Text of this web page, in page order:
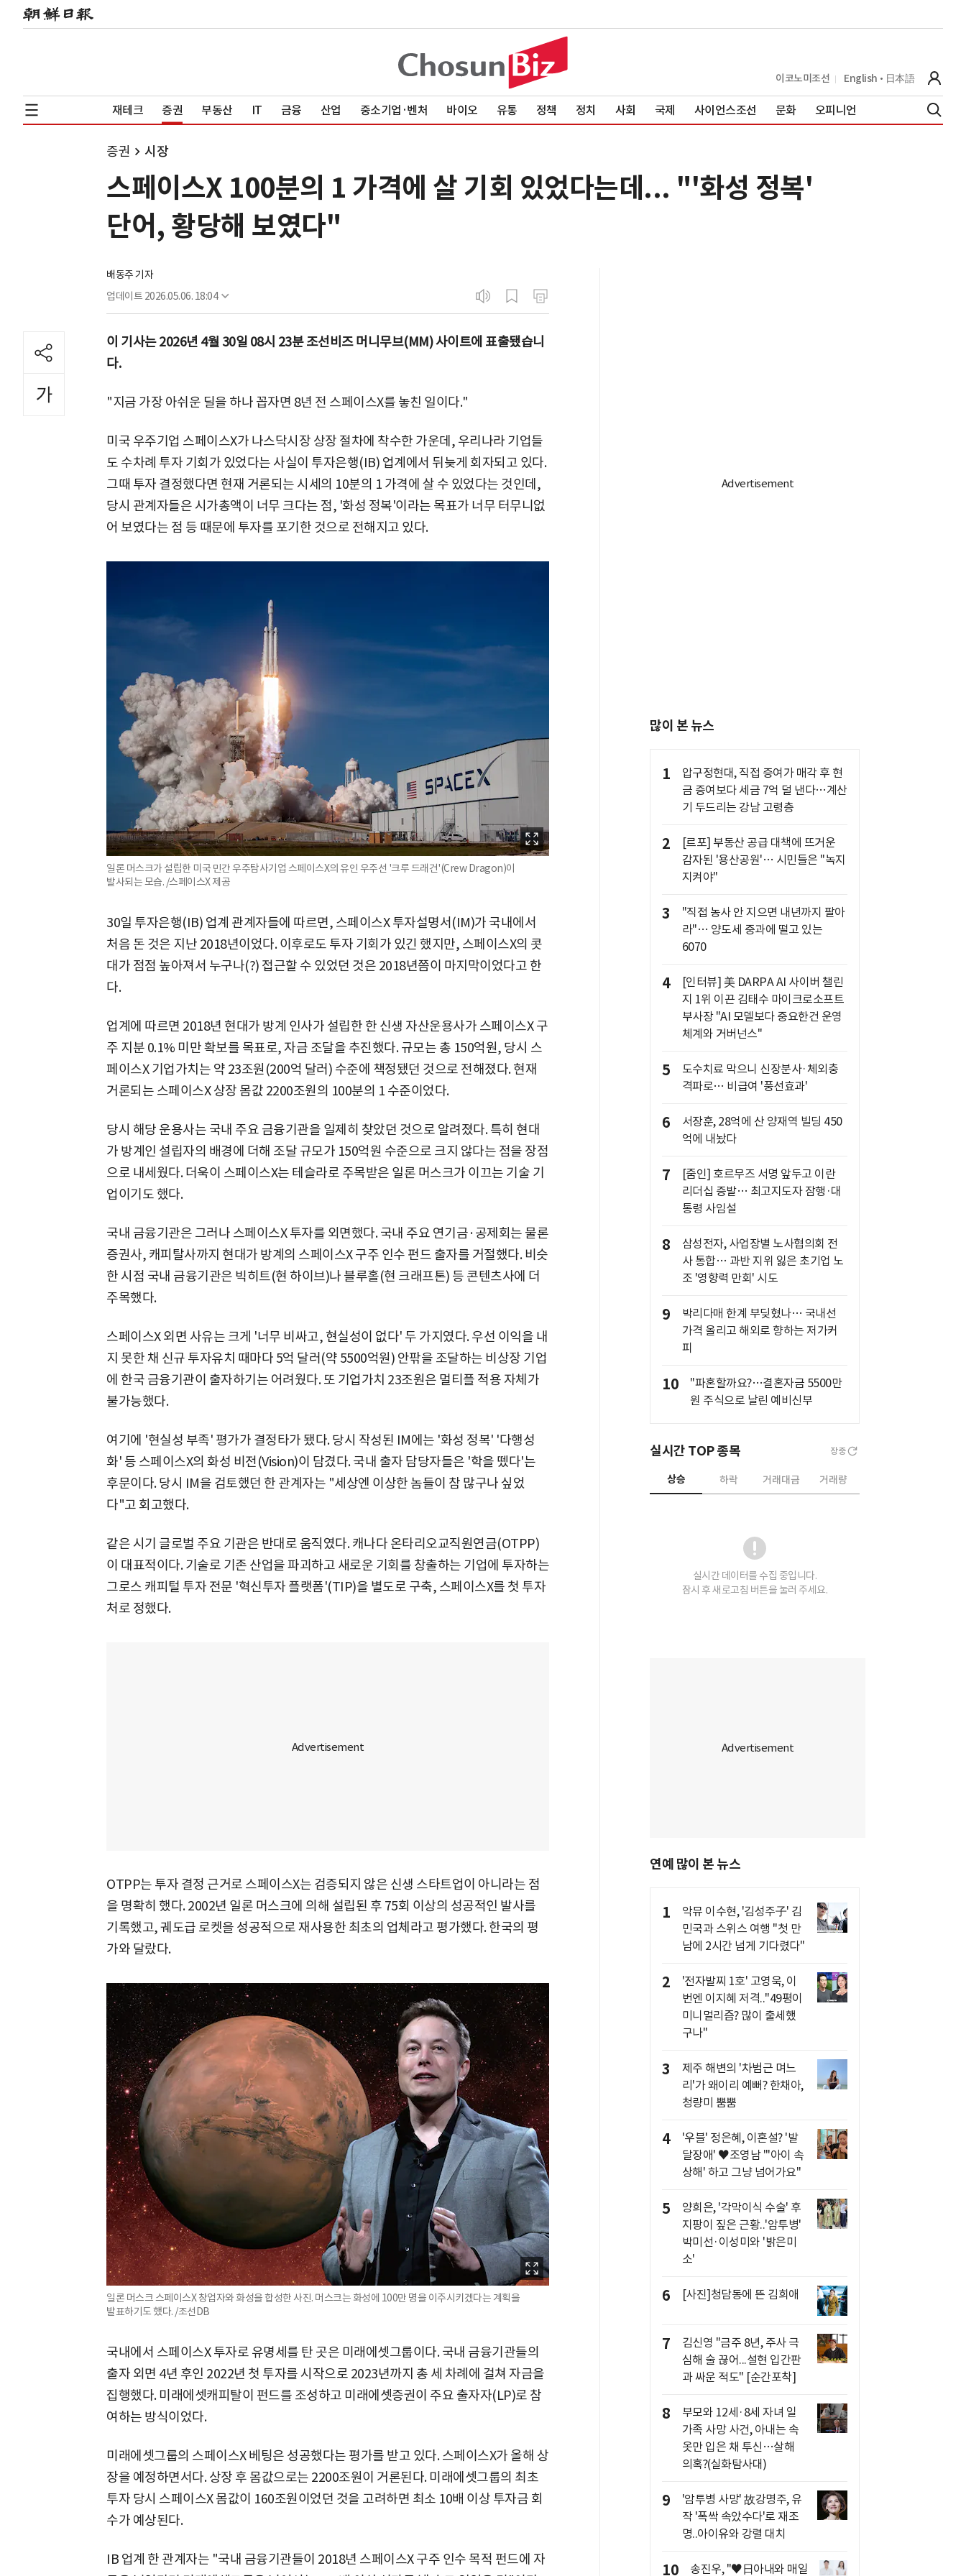
이코노미조선 English 日本語
재테크 증권 부동산 IT 금융 산업 중소기업·벤처 바이오 유통 정책 정치 사회 국제 사이언스조선 문화 오피니언
증권 시장
스페이스X 100분의 1 가격에 살 기회 있었다는데... "'화성 정복'
단어, 황당해 보였다"
배동주 기자
업데이트 2026.05.06. 18:04
이 기사는 2026년 4월 30일 08시 23분 조선비즈 머니무브(MM) 사이트에 표출됐습니
다.
"지금 가장 아쉬운 딜을 하나 꼽자면 8년 전 스페이스X를 놓친 일이다."
미국 우주기업 스페이스X가 나스닥시장 상장 절차에 착수한 가운데, 우리나라 기업들
도 수차례 투자 기회가 있었다는 사실이 투자은행(IB) 업계에서 뒤늦게 회자되고 있다.
그때 투자 결정했다면 현재 거론되는 시세의 10분의 1 가격에 살 수 있었다는 것인데,
당시 관계자들은 시가총액이 너무 크다는 점, '화성 정복'이라는 목표가 너무 터무니없
어 보였다는 점 등 때문에 투자를 포기한 것으로 전해지고 있다.
일론 머스크가 설립한 미국 민간 우주탐사기업 스페이스X의 유인 우주선 '크루 드래건'(Crew Dragon)이
발사되는 모습. /스페이스X 제공
30일 투자은행(IB) 업계 관계자들에 따르면, 스페이스X 투자설명서(IM)가 국내에서
처음 돈 것은 지난 2018년이었다. 이후로도 투자 기회가 있긴 했지만, 스페이스X의 콧
대가 점점 높아져서 누구나(?) 접근할 수 있었던 것은 2018년쯤이 마지막이었다고 한
다.
업계에 따르면 2018년 현대가 방계 인사가 설립한 한 신생 자산운용사가 스페이스X 구
주 지분 0.1% 미만 확보를 목표로, 자금 조달을 추진했다. 규모는 총 150억원, 당시 스
페이스X 기업가치는 약 23조원(200억 달러) 수준에 책정됐던 것으로 전해졌다. 현재
거론되는 스페이스X 상장 몸값 2200조원의 100분의 1 수준이었다.
당시 해당 운용사는 국내 주요 금융기관을 일제히 찾았던 것으로 알려졌다. 특히 현대
가 방계인 설립자의 배경에 더해 조달 규모가 150억원 수준으로 크지 않다는 점을 장점
으로 내세웠다. 더욱이 스페이스X는 테슬라로 주목받은 일론 머스크가 이끄는 기술 기
업이기도 했다.
국내 금융기관은 그러나 스페이스X 투자를 외면했다. 국내 주요 연기금·공제회는 물론
증권사, 캐피탈사까지 현대가 방계의 스페이스X 구주 인수 펀드 출자를 거절했다. 비슷
한 시점 국내 금융기관은 빅히트(현 하이브)나 블루홀(현 크래프톤) 등 콘텐츠사에 더
주목했다.
스페이스X 외면 사유는 크게 '너무 비싸고, 현실성이 없다' 두 가지였다. 우선 이익을 내
지 못한 채 신규 투자유치 때마다 5억 달러(약 5500억원) 안팎을 조달하는 비상장 기업
에 한국 금융기관이 출자하기는 어려웠다. 또 기업가치 23조원은 멀티플 적용 자체가
불가능했다.
여기에 '현실성 부족' 평가가 결정타가 됐다. 당시 작성된 IM에는 '화성 정복' '다행성
화' 등 스페이스X의 화성 비전(Vision)이 담겼다. 국내 출자 담당자들은 '학을 뗐다'는
후문이다. 당시 IM을 검토했던 한 관계자는 "세상엔 이상한 놈들이 참 많구나 싶었
다"고 회고했다.
같은 시기 글로벌 주요 기관은 반대로 움직였다. 캐나다 온타리오교직원연금(OTPP)
이 대표적이다. 기술로 기존 산업을 파괴하고 새로운 기회를 창출하는 기업에 투자하는
그로스 캐피털 투자 전문 '혁신투자 플랫폼'(TIP)을 별도로 구축, 스페이스X를 첫 투자
처로 정했다.
OTPP는 투자 결정 근거로 스페이스X는 검증되지 않은 신생 스타트업이 아니라는 점
을 명확히 했다. 2002년 일론 머스크에 의해 설립된 후 75회 이상의 성공적인 발사를
기록했고, 궤도급 로켓을 성공적으로 재사용한 최초의 업체라고 평가했다. 한국의 평
가와 달랐다.
일론 머스크 스페이스X 창업자와 화성을 합성한 사진. 머스크는 화성에 100만 명을 이주시키겠다는 계획을
발표하기도 했다. /조선DB
국내에서 스페이스X 투자로 유명세를 탄 곳은 미래에셋그룹이다. 국내 금융기관들의
출자 외면 4년 후인 2022년 첫 투자를 시작으로 2023년까지 총 세 차례에 걸쳐 자금을
집행했다. 미래에셋캐피탈이 펀드를 조성하고 미래에셋증권이 주요 출자자(LP)로 참
여하는 방식이었다.
미래에셋그룹의 스페이스X 베팅은 성공했다는 평가를 받고 있다. 스페이스X가 올해 상
장을 예정하면서다. 상장 후 몸값으로는 2200조원이 거론된다. 미래에셋그룹의 최초
투자 당시 스페이스X 몸값이 160조원이었던 것을 고려하면 최소 10배 이상 투자금 회
수가 예상된다.
IB 업계 한 관계자는 "국내 금융기관들이 2018년 스페이스X 구주 인수 목적 펀드에 자
많이 본 뉴스
1
압구정현대, 직접 증여가 매각 후 현
금 증여보다 세금 7억 덜 낸다…계산
기 두드리는 강남 고령층
2
[르포] 부동산 공급 대책에 뜨거운
감자된 '용산공원'… 시민들은 "녹지
지켜야"
3
"직접 농사 안 지으면 내년까지 팔아
라"… 양도세 중과에 떨고 있는
6070
4
[인터뷰] 美 DARPA AI 사이버 챌린
지 1위 이끈 김태수 마이크로소프트
부사장 "AI 모델보다 중요한건 운영
체계와 거버넌스"
5
도수치료 막으니 신장분사·체외충
격파로… 비급여 '풍선효과'
6
서장훈, 28억에 산 양재역 빌딩 450
억에 내놨다
7
[줌인] 호르무즈 서명 앞두고 이란
리더십 증발… 최고지도자 잠행·대
통령 사임설
8
삼성전자, 사업장별 노사협의회 전
사 통합… 과반 지위 잃은 초기업 노
조 '영향력 만회' 시도
9
박리다매 한계 부딪혔나… 국내선
가격 올리고 해외로 향하는 저가커
피
10
"파혼할까요?…결혼자금 5500만
원 주식으로 날린 예비신부
실시간 TOP 종목 장중
상승 하락 거래대금 거래량
실시간 데이터를 수집 중입니다.
잠시 후 새로고침 버튼을 눌러 주세요.
연예 많이 본 뉴스
1
악뮤 이수현, '김성주子' 김
민국과 스위스 여행 "첫 만
남에 2시간 넘게 기다렸다"
2
'전자발찌 1호' 고영욱, 이
번엔 이지혜 저격.."49평이
미니멀리즘? 많이 출세했
구나"
3
제주 해변의 '차범근 며느
리'가 왜이리 예뻐? 한채아,
청량미 뿜뿜
4
'우블' 정은혜, 이혼설? '발
달장애' ♥조영남 "'아이 속
상해' 하고 그냥 넘어가요"
5
양희은, '각막이식 수술' 후
지팡이 짚은 근황..'암투병'
박미선·이성미와 '밝은미
소'
6 [사진]청담동에 뜬 김희애
7
김신영 "금주 8년, 주사 극
심해 술 끊어...설현 입간판
과 싸운 적도" [순간포착]
8
부모와 12세·8세 자녀 일
가족 사망 사건, 아내는 속
옷만 입은 채 투신…살해
의혹?(실화탐사대)
9
'암투병 사망' 故강명주, 유
작 '폭싹 속았수다'로 재조
명..아이유와 강렬 대치
10 송진우, "♥日아내와 매일